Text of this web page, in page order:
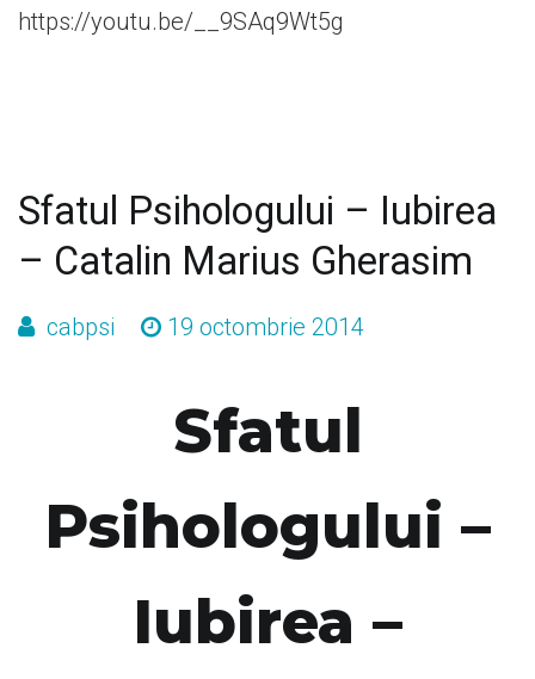
https://youtu.be/__9SAq9Wt5g
Sfatul Psihologului – Iubirea
– Catalin Marius Gherasim
cabpsi 19 octombrie 2014
Sfatul
Psihologului –
Iubirea –